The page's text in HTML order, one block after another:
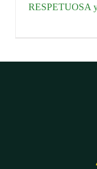
RESPETUOSA